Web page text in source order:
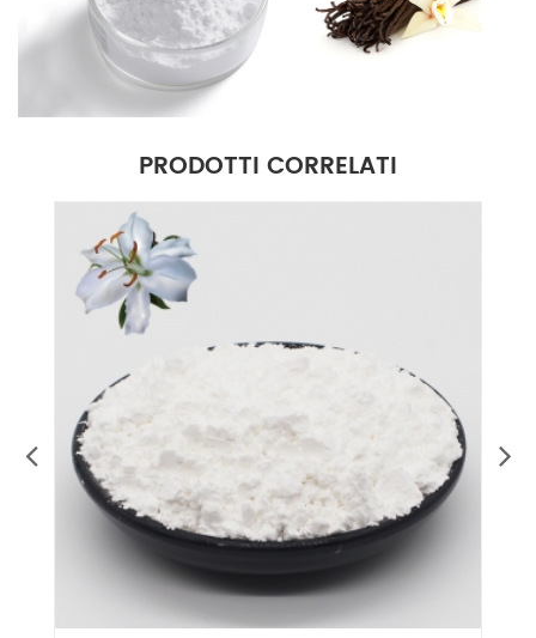
PRODOTTI CORRELATI